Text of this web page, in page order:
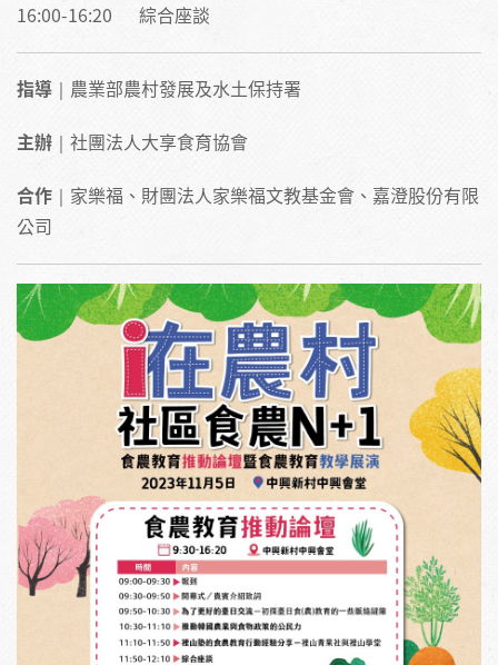
16:00-16:20 綜合座談
指導 ｜農業部農村發展及水土保持署
主辦 ｜社團法人大享食育協會
合作 ｜家樂福、財團法人家樂福文教基金會、嘉澄股份有限
公司